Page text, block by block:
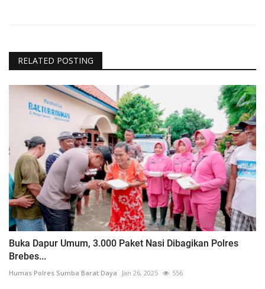
RELATED POSTING
Buka Dapur Umum, 3.000 Paket Nasi Dibagikan Polres
Brebes...
Humas Polres Sumba Barat Daya Jan 26, 2025 556